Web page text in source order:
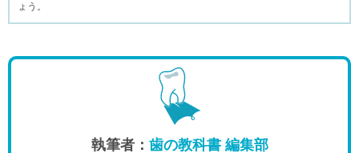
ょう。
執筆者： 歯の教科書 編集部